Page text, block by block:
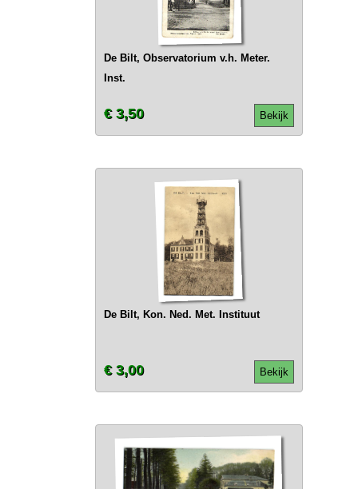
De Bilt, Observatorium v.h. Meter.
Inst.
Bekijk
€ 3,50
De Bilt, Kon. Ned. Met. Instituut
Bekijk
€ 3,00